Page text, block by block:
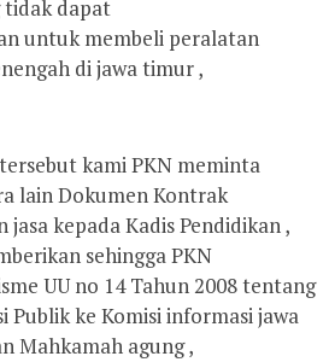
dapat
untuk membeli peralatan
di jawa timur ,
kami PKN meminta
lain Dokumen Kontrak
jasa kepada Kadis Pendidikan ,
sehingga PKN
UU no 14 Tahun 2008 tentang
ke Komisi informasi jawa
Mahkamah agung ,